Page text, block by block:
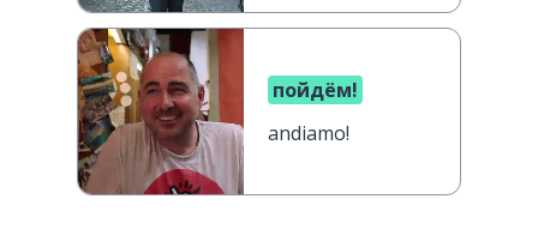
пойдём!
andiamo!